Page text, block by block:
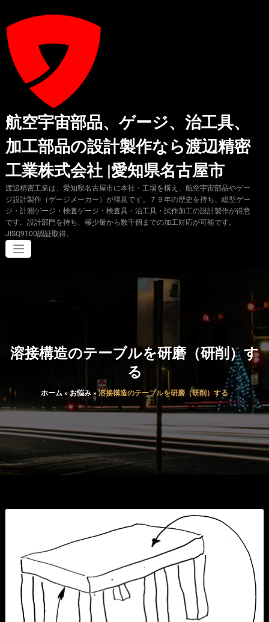
テ
航空宇宙部品、ゲージ、治工具、
加工部品の設計製作なら渡辺精密
工業株式会社 |愛知県名古屋市
渡辺精密工業は、愛知県名古屋市に本社・工場を構え、航空宇宙部品やゲー
ジ設計製作（ゲージメーカー）が得意です。７９年の歴史を持ち、総型ゲー
ジ・計測ゲージ・検査ゲージ・検査具・治工具・試作加工の設計製作が得意
です。設計部門を持ち、極少量から数千個までの加工対応が可能です。
JISQ9100認証取得。
溶接構造のテーブルを研磨（研削）す
る
ホーム » お悩み »溶接構造のテーブルを研磨（研削）する